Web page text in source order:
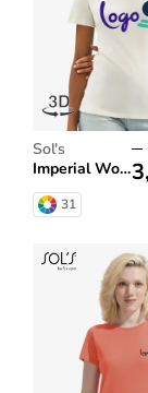
Sol's
Imperial Women
3,
31